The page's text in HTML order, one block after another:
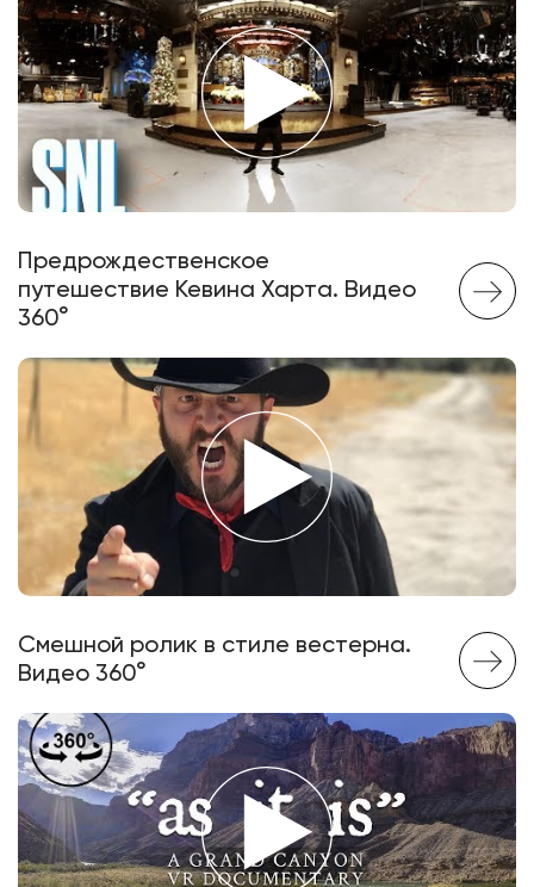
Предрождественское
путешествие Кевина Харта. Видео
360°
Смешной ролик в стиле вестерна.
Видео 360°